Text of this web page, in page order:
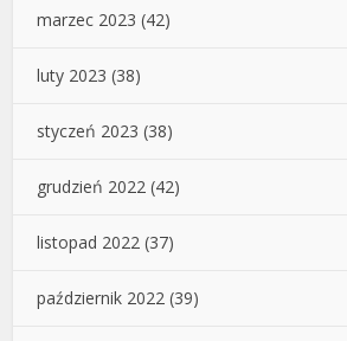
marzec 2023 (42)
luty 2023 (38)
styczeń 2023 (38)
grudzień 2022 (42)
listopad 2022 (37)
październik 2022 (39)